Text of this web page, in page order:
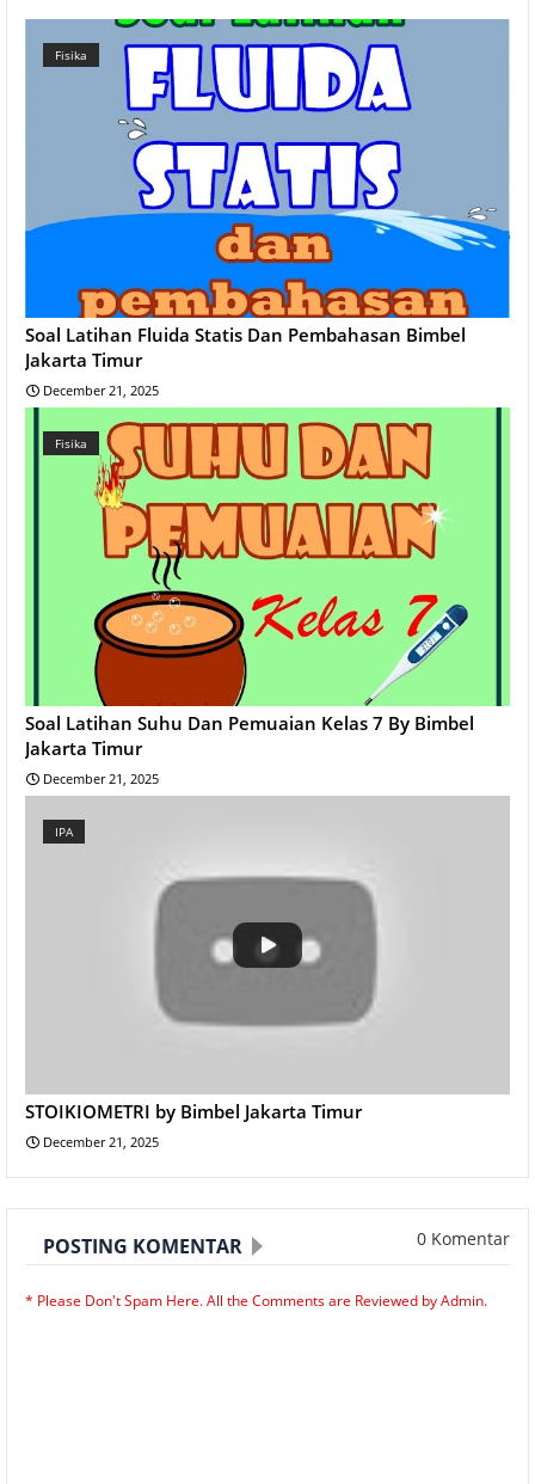
Fisika
Soal Latihan Fluida Statis Dan Pembahasan Bimbel
Jakarta Timur
December 21, 2025
Fisika
Soal Latihan Suhu Dan Pemuaian Kelas 7 By Bimbel
Jakarta Timur
December 21, 2025
IPA
STOIKIOMETRI by Bimbel Jakarta Timur
December 21, 2025
POSTING KOMENTAR 0 Komentar
* Please Don't Spam Here. All the Comments are Reviewed by Admin.